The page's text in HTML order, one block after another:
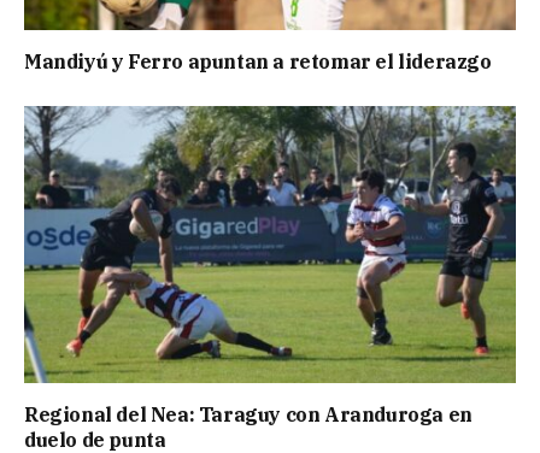
Mandiyú y Ferro apuntan a retomar el liderazgo
Regional del Nea: Taraguy con Aranduroga en
duelo de punta